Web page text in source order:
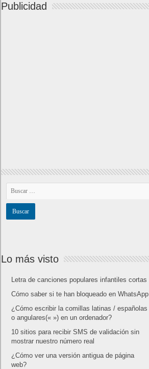
Publicidad
Lo más visto
Letra de canciones populares infantiles cortas
Cómo saber si te han bloqueado en WhatsApp
¿Cómo escribir la comillas latinas / españolas
o angulares(« ») en un ordenador?
10 sitios para recibir SMS de validación sin
mostrar nuestro número real
¿Cómo ver una versión antigua de página
web?